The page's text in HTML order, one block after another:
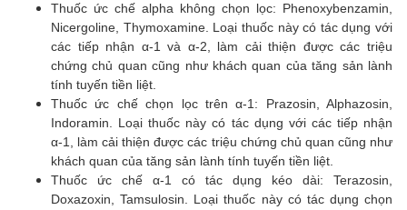
Thuốc ức chế alpha không chọn lọc: Phenoxybenzamin,
Nicergoline, Thymoxamine. Loại thuốc này có tác dụng với
các tiếp nhận α-1 và α-2, làm cải thiện được các triệu
chứng chủ quan cũng như khách quan của tăng sản lành
tính tuyến tiền liệt.
Thuốc ức chế chọn lọc trên α-1: Prazosin, Alphazosin,
Indoramin. Loại thuốc này có tác dụng với các tiếp nhận
α-1, làm cải thiện được các triệu chứng chủ quan cũng như
khách quan của tăng sản lành tính tuyến tiền liệt.
Thuốc ức chế α-1 có tác dụng kéo dài: Terazosin,
Doxazoxin, Tamsulosin. Loại thuốc này có tác dụng chọn